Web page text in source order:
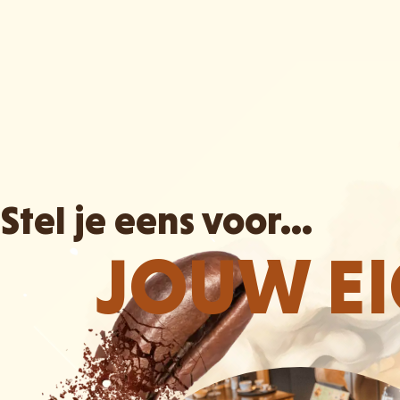
Stel je eens voor...
JOUW